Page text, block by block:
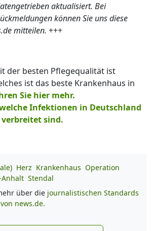
aktualisiert. Bei
können Sie uns diese
mitteilen. +++
der besten Pflegequalität ist
ist das beste Krankenhaus in
Sie hier mehr.
Infektionen in Deutschland
verbreitet sind.
Herz Krankenhaus Operation
Anhalt Stendal
über die journalistischen Standards
news.de.